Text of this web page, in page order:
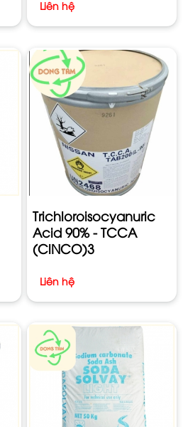
Liên hệ
Trichloroisocyanuric
Acid 90% - TCCA
(ClNCO)3
Liên hệ